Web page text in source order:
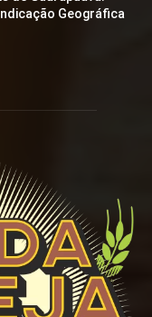
Geográfica